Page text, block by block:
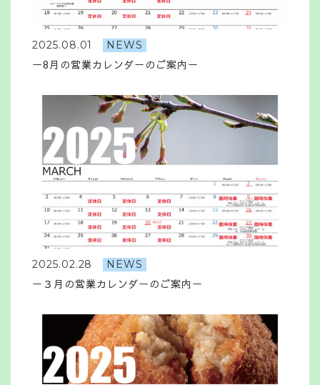
2025.08.01 NEWS
ー8月の営業カレンダーのご案内ー
2025.02.28 NEWS
ー３月の営業カレンダーのご案内ー